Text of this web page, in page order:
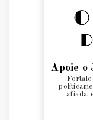
Apoie o
afiada